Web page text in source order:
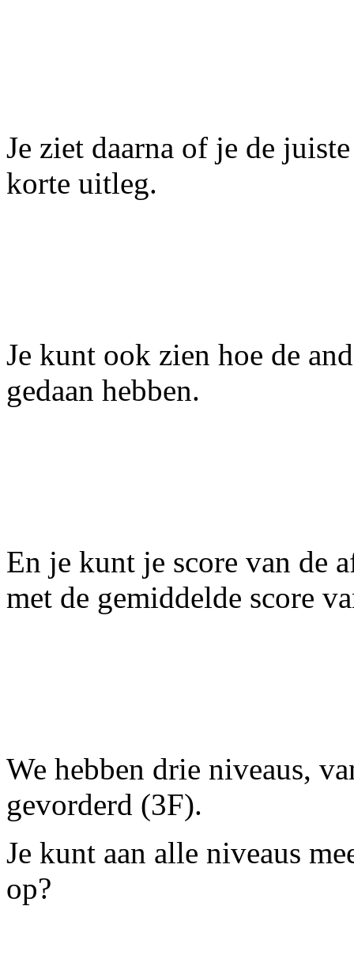
Je ziet daarna of je de
korte uitleg.
Je kunt ook zien hoe de
gedaan hebben.
En je kunt je score van de
met de gemiddelde score
We hebben drie niveaus,
gevorderd (3F).
Je kunt aan alle niveaus
op?